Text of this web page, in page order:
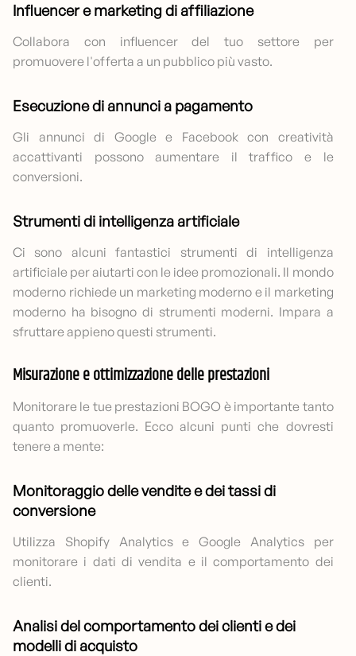
Influencer e marketing di affiliazione
Collabora con influencer del tuo settore per
promuovere l'offerta a un pubblico più vasto.
Esecuzione di annunci a pagamento
Gli annunci di Google e Facebook con creatività
accattivanti possono aumentare il traffico e le
conversioni.
Strumenti di intelligenza artificiale
Ci sono alcuni fantastici strumenti di intelligenza
artificiale per aiutarti con le idee promozionali. Il mondo
moderno richiede un marketing moderno e il marketing
moderno ha bisogno di strumenti moderni. Impara a
sfruttare appieno questi strumenti.
Misurazione e ottimizzazione delle prestazioni
Monitorare le tue prestazioni BOGO è importante tanto
quanto promuoverle. Ecco alcuni punti che dovresti
tenere a mente:
Monitoraggio delle vendite e dei tassi di
conversione
Utilizza Shopify Analytics e Google Analytics per
monitorare i dati di vendita e il comportamento dei
clienti.
Analisi del comportamento dei clienti e dei
modelli di acquisto